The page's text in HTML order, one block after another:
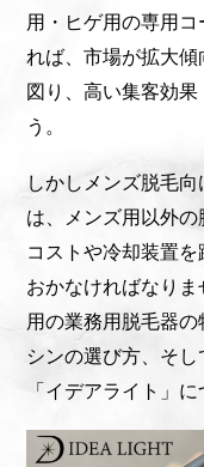
用・ヒゲ用の専用
れば、市場が拡大
図り、高い集客効
う。
しかしメンズ脱毛
は、メンズ用以外の
コストや冷却装置
おかなければなり
用の業務用脱毛器
シンの選び方、そ
「イデアライト」